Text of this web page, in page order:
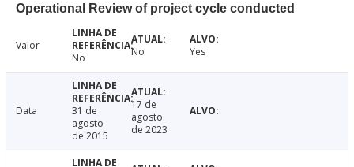
Operational Review of project cycle conducted
Valor
No
No Yes
Data
31 de
agosto
de 2015
17 de
agosto
de 2023